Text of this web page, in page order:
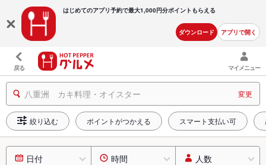
はじめてのアプリ予約で最大1,000円分ポイントもらえる
ダウンロード アプリで開く
戻る マイメニュー
八重洲 カキ料理・オイスター 変更
絞り込む ポイントがつかえる スマート支払い可
日付 時間 人数